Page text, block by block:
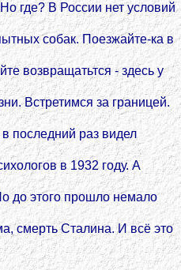
где? В России нет условий
собак. Поезжайте-ка в
возвращатьтся - здесь у
Встретимся за границей.
последний раз видел
в 1932 году. А
до этого прошло немало
смерть Сталина. И всё это